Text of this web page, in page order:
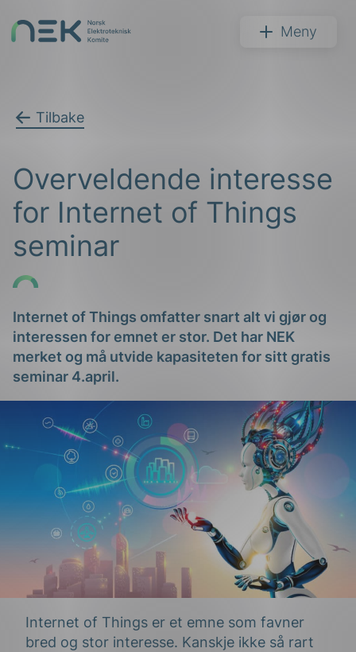
NEK Meny
Tilbake
Overveldende interesse
for Internet of Things
seminar
Internet of Things omfatter snart alt vi gjør og
interessen for emnet er stor. Det har NEK
merket og må utvide kapasiteten for sitt gratis
seminar 4.april.
Internet of Things er et emne som favner
bred og stor interesse. Kanskje ikke så rart